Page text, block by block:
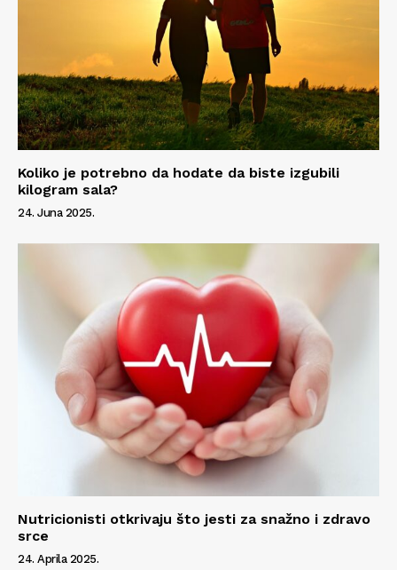
Koliko je potrebno da hodate da biste izgubili
kilogram sala?
24. Juna 2025.
Nutricionisti otkrivaju što jesti za snažno i zdravo
srce
24. Aprila 2025.